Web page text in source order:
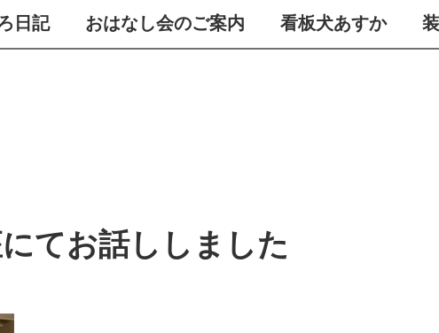
日記 おはなし会のご案内 看板犬あすか
てお話ししました